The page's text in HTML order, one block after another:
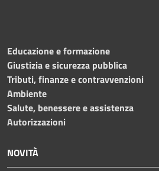
Educazione e formazione
Giustizia e sicurezza pubblica
Tributi, finanze e contravvenzioni
Ambiente
Salute, benessere e assistenza
Autorizzazioni
NOVITÀ